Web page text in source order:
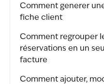
Comment generer
fiche client
Comment regrouper
réservations en un
facture
Comment ajouter,